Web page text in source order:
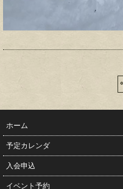
ホーム
予定カレンダ
入会申込
イベント予約